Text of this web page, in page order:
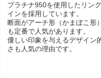
プラチナ950を使用したリン
インを採用しています。
断面がアーチ形（かまぼこ形
も定番で人気があります。
優しい印象を与えるデザイン
さも人気の理由です。